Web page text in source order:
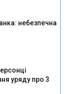
небезпечна
уряду про 3